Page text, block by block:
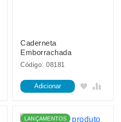
Caderneta
Emborrachada
Código: 08181
Adicionar
LANÇAMENTOS